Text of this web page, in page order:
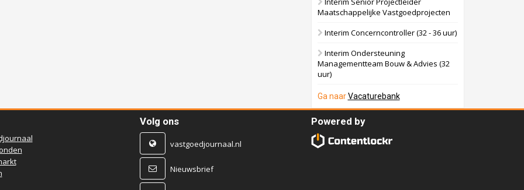
Maatschappelijke Vastgoedprojecten
Interim Concerncontroller (32 - 36 uur)
Interim Ondersteuning
Managementteam Bouw & Advies (32
uur)
Ga naarVacaturebank
Volg ons
vastgoedjournaal.nl
Nieuwsbrief
Powered by